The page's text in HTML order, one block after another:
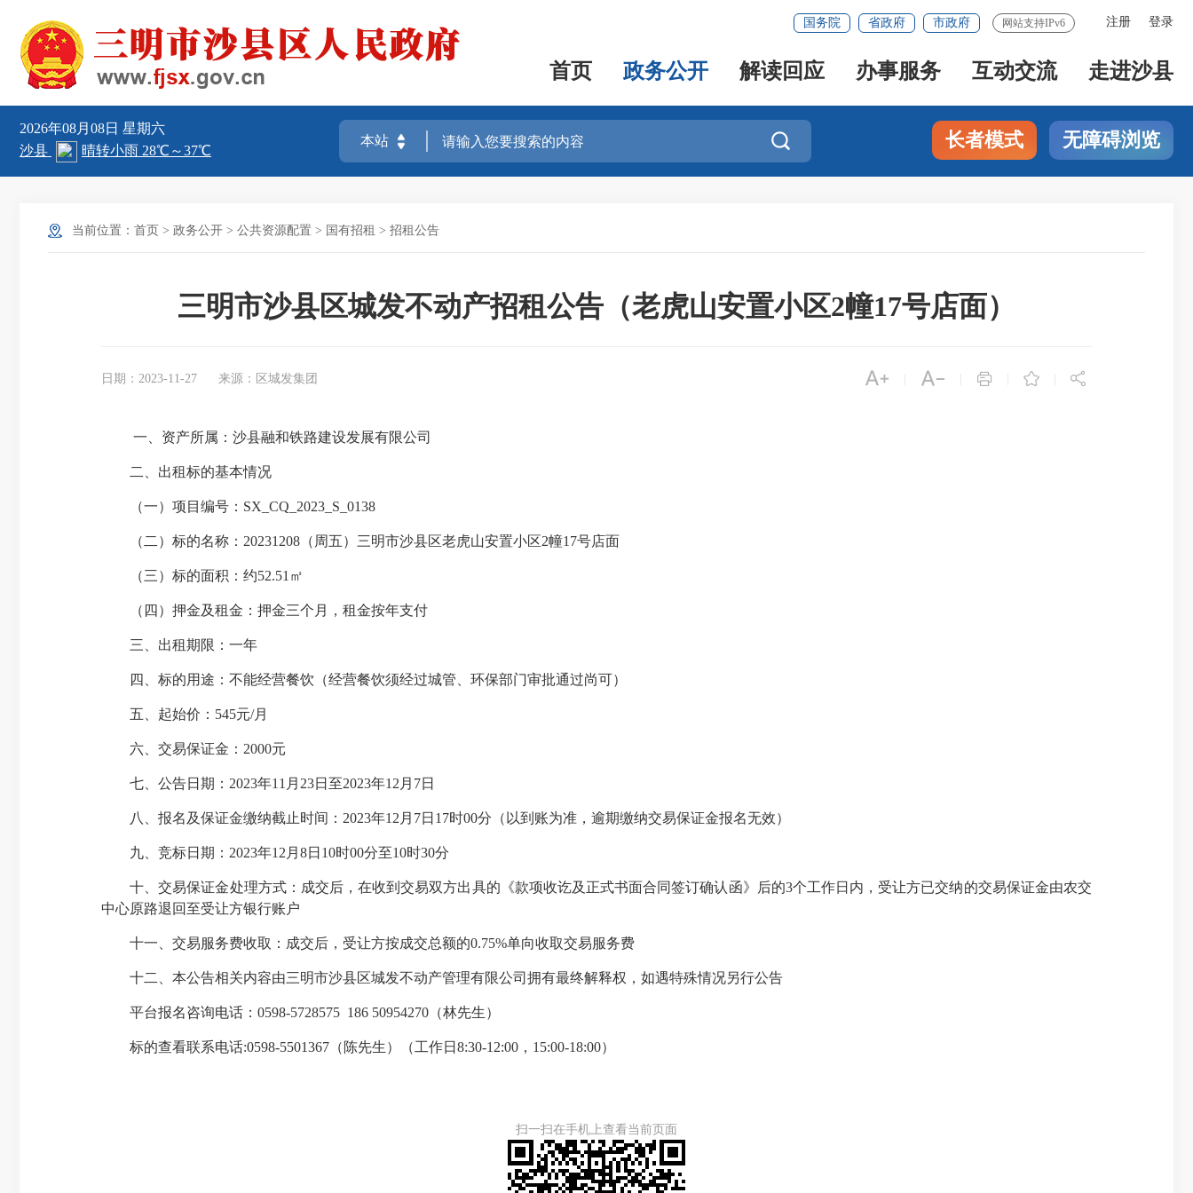
注册 登录
国务院 省政府 市政府 网站支持IPv6
首页 政务公开 解读回应 办事服务 互动交流 走进沙县
2026年08月08日 星期六
 长者模式 无障碍浏览
当前位置： 首页 > 政务公开 > 公共资源配置 > 国有招租 > 招租公告
三明市沙县区城发不动产招租公告（老虎山安置小区2幢17号店面）
日期：2023-11-27 来源：区城发集团     
一、资产所属：沙县融和铁路建设发展有限公司
二、出租标的基本情况
（一）项目编号：SX_CQ_2023_S_0138
（二）标的名称：20231208（周五）三明市沙县区老虎山安置小区2幢17号店面
（三）标的面积：约52.51㎡
（四）押金及租金：押金三个月，租金按年支付
三、出租期限：一年
四、标的用途：不能经营餐饮（经营餐饮须经过城管、环保部门审批通过尚可）
五、起始价：545元/月
六、交易保证金：2000元
七、公告日期：2023年11月23日至2023年12月7日
八、报名及保证金缴纳截止时间：2023年12月7日17时00分（以到账为准，逾期缴纳交易保证金报名无效）
九、竞标日期：2023年12月8日10时00分至10时30分
十、交易保证金处理方式：成交后，在收到交易双方出具的《款项收讫及正式书面合同签订确认函》后的3个工作日内，受让方已交纳的交易保证金由农交
中心原路退回至受让方银行账户
十一、交易服务费收取：成交后，受让方按成交总额的0.75%单向收取交易服务费
十二、本公告相关内容由三明市沙县区城发不动产管理有限公司拥有最终解释权，如遇特殊情况另行公告
平台报名咨询电话：0598-5728575 186 50954270（林先生）
标的查看联系电话:0598-5501367（陈先生）（工作日8:30-12:00，15:00-18:00）
扫一扫在手机上查看当前页面